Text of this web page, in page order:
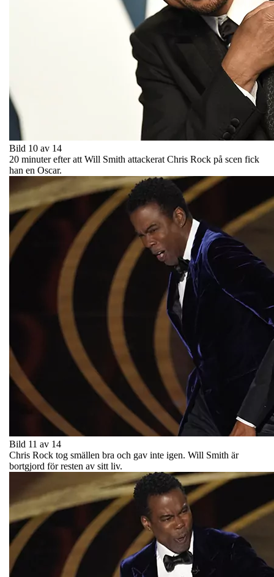
Bild 10 av 14
20 minuter efter att Will Smith attackerat Chris Rock på scen fick
han en Oscar.
Bild 11 av 14
Chris Rock tog smällen bra och gav inte igen. Will Smith är
bortgjord för resten av sitt liv.